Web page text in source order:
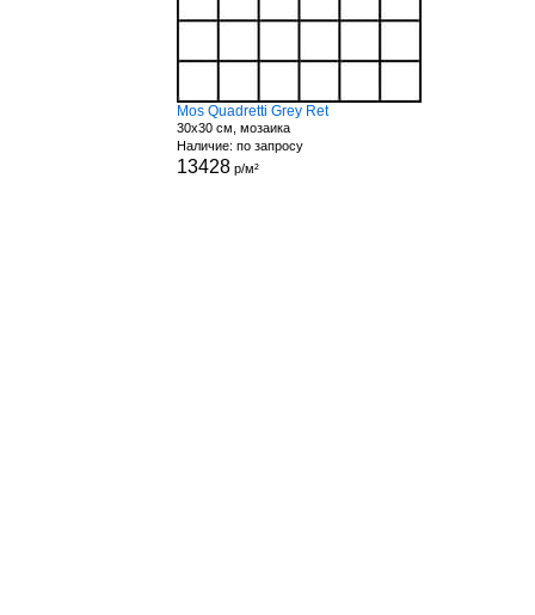
Mos Quadretti Grey Ret
30x30 см, мозаика
Наличие: по запросу
13428 р/м²